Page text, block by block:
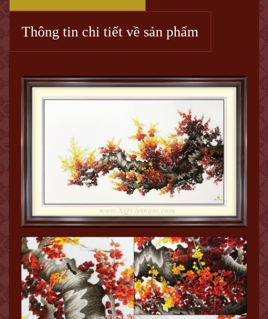
Thông tin chi tiết về sản phẩm